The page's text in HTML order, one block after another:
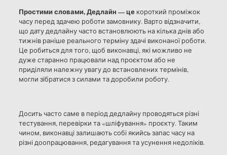
Простими словами, Дедлайн — цекороткий проміжок
часу перед здачею роботи замовнику. Варто відзначити,
що дату дедлайну часто встановлюють на кілька днів або
тижнів раніше реального терміну здачі виконаної роботи.
Це робиться для того, щоб виконавці, які можливо не
дуже старанно працювали над проєктом або не
приділяли належну увагу до встановлених термінів,
могли зібратися з силами та доробили роботу.
Досить часто саме в період дедлайну проводяться різні
тестування, перевірки та «шліфування» проєкту. Таким
чином, виконавці залишають собі якийсь запас часу на
різні доопрацювання, редагування та усунення недоліків.